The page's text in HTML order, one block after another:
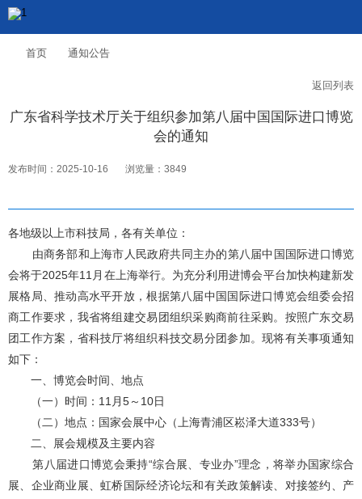
首页 通知公告
返回列表
广东省科学技术厅关于组织参加第八届中国国际进口博览
会的通知
发布时间：2025-10-16 浏览量：3849
各地级以上市科技局，各有关单位：
由商务部和上海市人民政府共同主办的第八届中国国际进口博览
会将于2025年11月在上海举行。为充分利用进博会平台加快构建新发
展格局、推动高水平开放，根据第八届中国国际进口博览会组委会招
商工作要求，我省将组建交易团组织采购商前往采购。按照广东交易
团工作方案，省科技厅将组织科技交易分团参加。现将有关事项通知
如下：
一、博览会时间、地点
（一）时间：11月5～10日
（二）地点：国家会展中心（上海青浦区崧泽大道333号）
二、展会规模及主要内容
第八届进口博览会秉持“综合展、专业办”理念，将举办国家综合
展、企业商业展、虹桥国际经济论坛和有关政策解读、对接签约、产